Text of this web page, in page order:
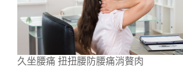
久坐腰痛 扭扭腰防腰痛消贅肉